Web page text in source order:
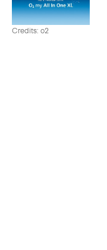
Credits: o2